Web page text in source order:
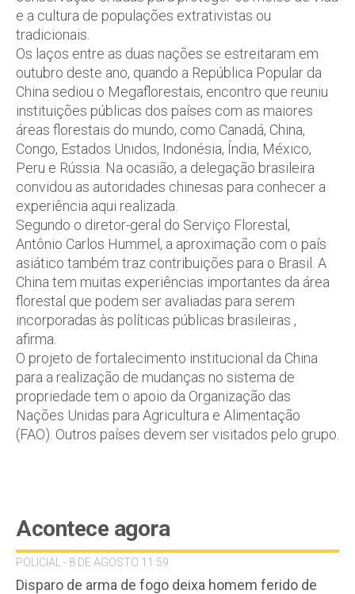
e a cultura de populações extrativistas ou
tradicionais.
Os laços entre as duas nações se estreitaram em
outubro deste ano, quando a República Popular da
China sediou o Megaflorestais, encontro que reuniu
instituições públicas dos países com as maiores
áreas florestais do mundo, como Canadá, China,
Congo, Estados Unidos, Indonésia, Índia, México,
Peru e Rússia. Na ocasião, a delegação brasileira
convidou as autoridades chinesas para conhecer a
experiência aqui realizada.
Segundo o diretor-geral do Serviço Florestal,
Antônio Carlos Hummel, a aproximação com o país
asiático também traz contribuições para o Brasil. A
China tem muitas experiências importantes da área
florestal que podem ser avaliadas para serem
incorporadas às políticas públicas brasileiras ,
afirma.
O projeto de fortalecimento institucional da China
para a realização de mudanças no sistema de
propriedade tem o apoio da Organização das
Nações Unidas para Agricultura e Alimentação
(FAO). Outros países devem ser visitados pelo grupo.
Acontece agora
POLICIAL - 8 DE AGOSTO 11:59
Disparo de arma de fogo deixa homem ferido de